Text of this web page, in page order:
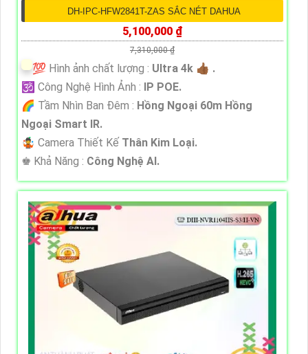
DH-IPC-HFW2841T-ZAS SẮC NÉT DAHUA
5,100,000 ₫
7,310,000 ₫
💯 Hình ảnh chất lượng : Ultra 4k 👍🏾 .
🕉️ Công Nghệ Hình Ảnh : IP POE.
🌈 Tầm Nhìn Ban Đêm : Hồng Ngoại 60m Hồng
Ngoại Smart IR.
🤹 Camera Thiết Kế Thân Kim Loại.
️♚ Khả Năng : Công Nghệ AI.